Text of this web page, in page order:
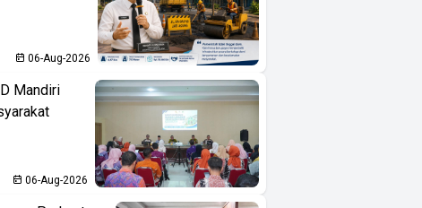
06-Aug-2026
Mandiri
06-Aug-2026